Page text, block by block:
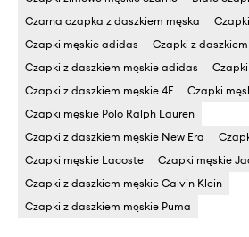
Czarna czapka z daszkiem męska
Czapki męskie adidas
Czapki z
Czapki z daszkiem męskie adidas
Czapki z daszkiem męskie 4F
Czapki
Czapki męskie Polo Ralph Lauren
Czapki z daszkiem męskie New Era
Czapki męskie Lacoste
Czapki męskie
Czapki z daszkiem męskie Calvin Klein
Czapki z daszkiem męskie Puma